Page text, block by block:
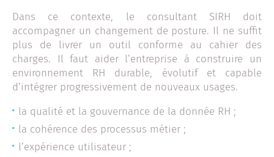
Dans ce contexte, le consultant SIRH doit
accompagner un changement de posture. Il ne suffit
plus de livrer un outil conforme au cahier des
charges. Il faut aider l’entreprise à construire un
environnement RH durable, évolutif et capable
d’intégrer progressivement de nouveaux usages.
la qualité et la gouvernance de la donnée RH ;
la cohérence des processus métier ;
l’expérience utilisateur ;